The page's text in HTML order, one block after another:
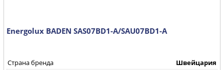
Energolux BADEN SAS07BD1-A/SAU07BD1-A
Страна бренда
Швейцария